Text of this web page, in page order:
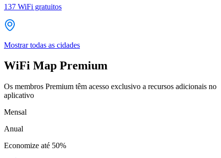
137 WiFi gratuitos
Mostrar todas as cidades
WiFi Map Premium
Os membros Premium têm acesso exclusivo a recursos adicionais no
aplicativo
Mensal
Anual
Economize até 50%